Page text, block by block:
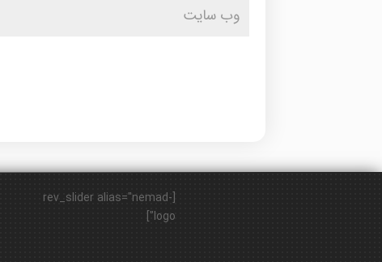
[rev_slider alias="nemad-
logo"]